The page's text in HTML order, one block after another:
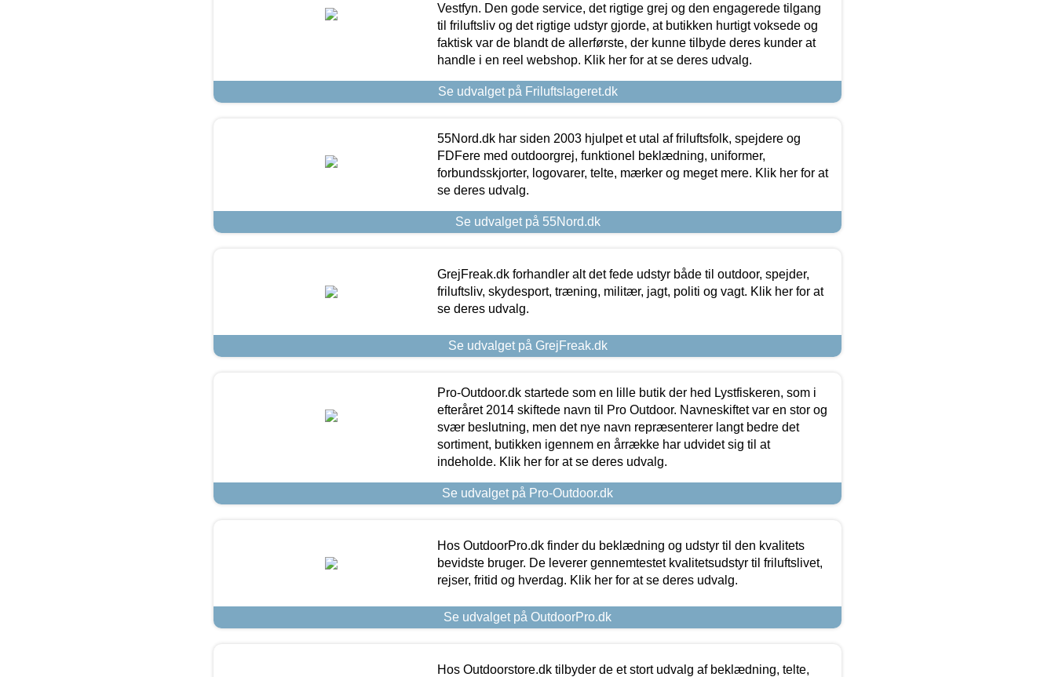
Vestfyn. Den gode service, det rigtige grej og den engagerede tilgang
til friluftsliv og det rigtige udstyr gjorde, at butikken hurtigt voksede og
faktisk var de blandt de allerførste, der kunne tilbyde deres kunder at
handle i en reel webshop. Klik her for at se deres udvalg.
Se udvalget på Friluftslageret.dk
55Nord.dk har siden 2003 hjulpet et utal af friluftsfolk, spejdere og
FDFere med outdoorgrej, funktionel beklædning, uniformer,
forbundsskjorter, logovarer, telte, mærker og meget mere. Klik her for at
se deres udvalg.
Se udvalget på 55Nord.dk
GrejFreak.dk forhandler alt det fede udstyr både til outdoor, spejder,
friluftsliv, skydesport, træning, militær, jagt, politi og vagt. Klik her for at
se deres udvalg.
Se udvalget på GrejFreak.dk
Pro-Outdoor.dk startede som en lille butik der hed Lystfiskeren, som i
efteråret 2014 skiftede navn til Pro Outdoor. Navneskiftet var en stor og
svær beslutning, men det nye navn repræsenterer langt bedre det
sortiment, butikken igennem en årrække har udvidet sig til at
indeholde. Klik her for at se deres udvalg.
Se udvalget på Pro-Outdoor.dk
Hos OutdoorPro.dk finder du beklædning og udstyr til den kvalitets
bevidste bruger. De leverer gennemtestet kvalitetsudstyr til friluftslivet,
rejser, fritid og hverdag. Klik her for at se deres udvalg.
Se udvalget på OutdoorPro.dk
Hos Outdoorstore.dk tilbyder de et stort udvalg af beklædning, telte,